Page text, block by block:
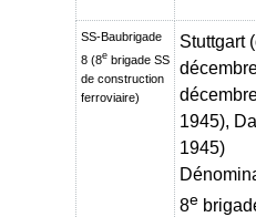
SS-Baubrigade
8 (8e brigade SS
de construction
ferroviaire)
Stuttgart
1945),
1945)
8e